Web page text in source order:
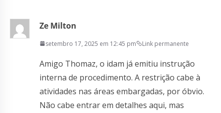
Ze Milton
setembro 17, 2025 em 12:45 pm Link permanente
Amigo Thomaz, o idam já emitiu instrução
interna de procedimento. A restrição cabe à
atividades nas áreas embargadas, por óbvio.
Não cabe entrar em detalhes aqui, mas